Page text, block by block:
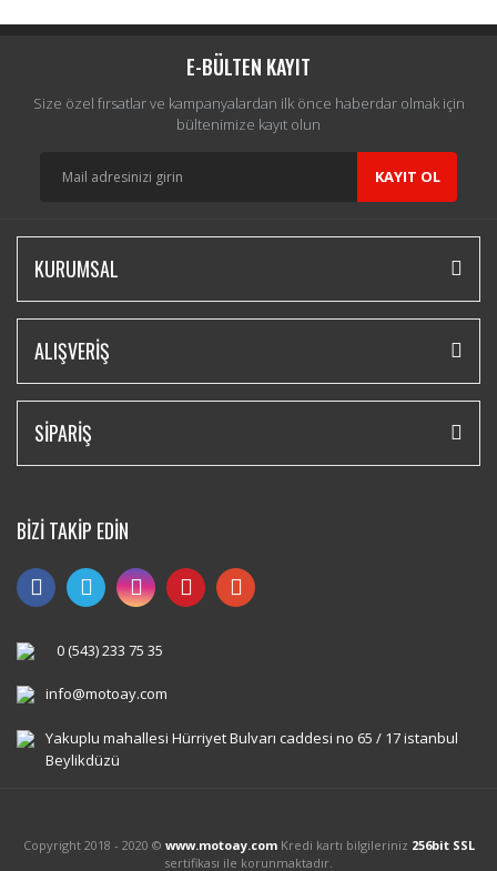
E-BÜLTEN KAYIT
Size özel fırsatlar ve kampanyalardan ilk önce haberdar olmak için
bültenimize kayıt olun
KAYIT OL
KURUMSAL
ALIŞVERİŞ
SİPARİŞ
BİZİ TAKİP EDİN
0 (543) 233 75 35
info@motoay.com
Yakuplu mahallesi Hürriyet Bulvarı caddesi no 65 / 17 istanbul
Beylikdüzü
Copyright 2018 - 2020 © www.motoay.comKredi kartı bilgileriniz 256bit SSL
sertifikası ile korunmaktadır.